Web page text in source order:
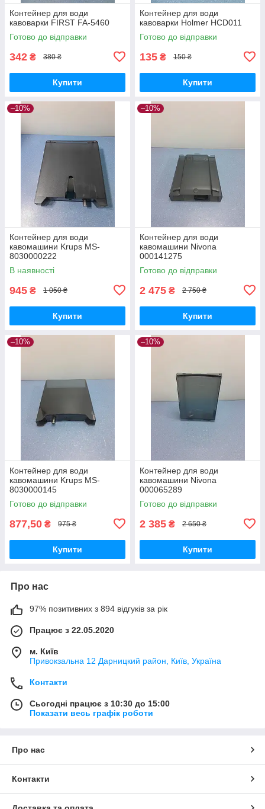
Контейнер для води
кавоварки FIRST FA-5460
Готово до відправки
342 ₴ 380 ₴
Купити
Контейнер для води
кавоварки Holmer HCD011
Готово до відправки
135 ₴ 150 ₴
Купити
–10%
Контейнер для води
кавомашини Krups MS-
8030000222
В наявності
945 ₴ 1 050 ₴
Купити
–10%
Контейнер для води
кавомашини Nivona
000141275
Готово до відправки
2 475 ₴ 2 750 ₴
Купити
–10%
Контейнер для води
кавомашини Krups MS-
8030000145
Готово до відправки
877,50 ₴ 975 ₴
Купити
–10%
Контейнер для води
кавомашини Nivona
000065289
Готово до відправки
2 385 ₴ 2 650 ₴
Купити
Про нас
97% позитивних з 894 відгуків за рік
Працює з 22.05.2020
м. Київ
Привокзальна 12 Дарницкий район, Київ, Україна
Контакти
Сьогодні працює з 10:30 до 15:00
Показати весь графік роботи
Про нас
Контакти